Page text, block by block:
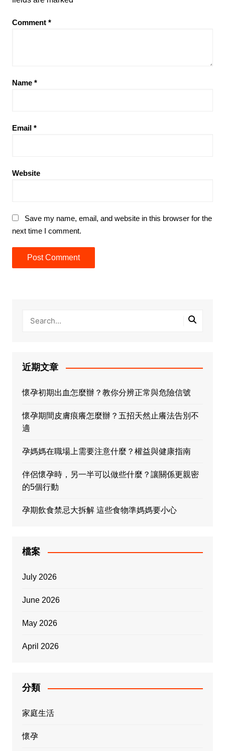
Comment *
Name *
Email *
Website
Save my name, email, and website in this browser for the
next time I comment.
近期文章
懷孕初期出血怎麼辦？教你分辨正常與危險信號
懷孕期間皮膚痕癢怎麼辦？五招天然止癢法告別不
適
孕媽媽在職場上需要注意什麼？權益與健康指南
伴侶懷孕時，另一半可以做些什麼？讓關係更親密
的5個行動
孕期飲食禁忌大拆解 這些食物準媽媽要小心
檔案
July 2026
June 2026
May 2026
April 2026
分類
家庭生活
懷孕